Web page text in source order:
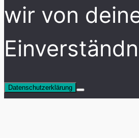
wir von
Datenschutzerklärung